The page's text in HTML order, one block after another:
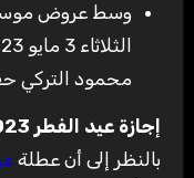
وسط عروض
محمود التركي
إجازة عيد الفطر 2023 قطر
بالنظر إلى أن عطلة